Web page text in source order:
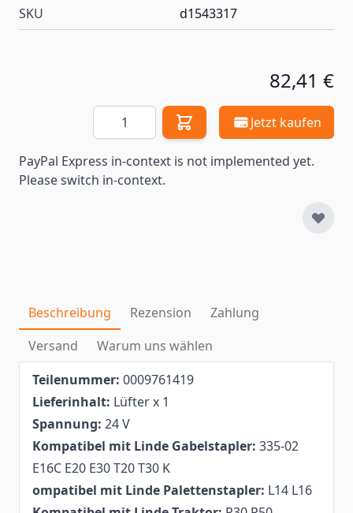
SKU d1543317
82,41 €
Menge Jetzt kaufen
PayPal Express in-context is not implemented yet.
Please switch in-context.
Beschreibung Rezension
Zahlung
Versand
Warum uns wählen
Teilenummer: 0009761419
Lieferinhalt: Lüfter x 1
Spannung: 24 V
Kompatibel mit Linde Gabelstapler: 335-02
E16C E20 E30 T20 T30 K
ompatibel mit Linde Palettenstapler: L14 L16